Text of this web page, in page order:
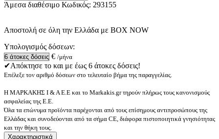
Άμεσα διαθέσιμο Κωδικός: 293155
Αποστολή σε όλη την Ελλάδα με BOX NOW
Υπολογισμός δόσεων:
€ /μήνα
✔Απόκτησε το και με έως 6 άτοκες δόσεις!
Επέλεξε τον αριθμό δόσεων στο τελευταίο βήμα της παραγγελίας.
Η ΜΑΡΚΑΚΗΣ Ι & Α Ε.Ε και το Markakis.gr τηρούν πλήρως τους κανονισμούς
ασφαλείας της Ε.Ε.
Όλα τα επώνυμα προϊόντα παρέχονται από τους επίσημους αντιπροσώπους της
Ελλάδας και συνοδεύονται από τα σήμα CE, διάφορα πιστοποιητικά γνησιότητας
και την θήκη τους.
Χαρακτηριστικά